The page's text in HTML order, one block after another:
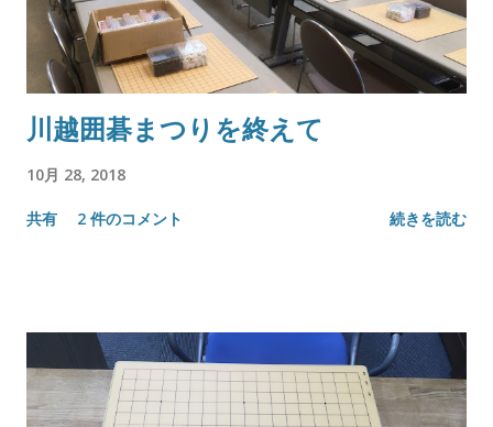
川越囲碁まつりを終えて
10月 28, 2018
共有 2 件のコメント 続きを読む